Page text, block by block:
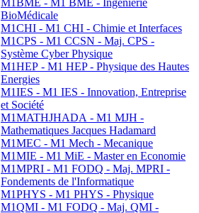
M1BME - M1 BME - Ingénierie
BioMédicale
M1CHI - M1 CHI - Chimie et Interfaces
M1CPS - M1 CCSN - Maj. CPS -
Système Cyber Physique
M1HEP - M1 HEP - Physique des Hautes
Energies
M1IES - M1 IES - Innovation, Entreprise
et Société
M1MATHJHADA - M1 MJH -
Mathematiques Jacques Hadamard
M1MEC - M1 Mech - Mecanique
M1MIE - M1 MiE - Master en Economie
M1MPRI - M1 FODQ - Maj. MPRI -
Fondements de l'Informatique
M1PHYS - M1 PHYS - Physique
M1QMI - M1 FODQ - Maj. QMI -